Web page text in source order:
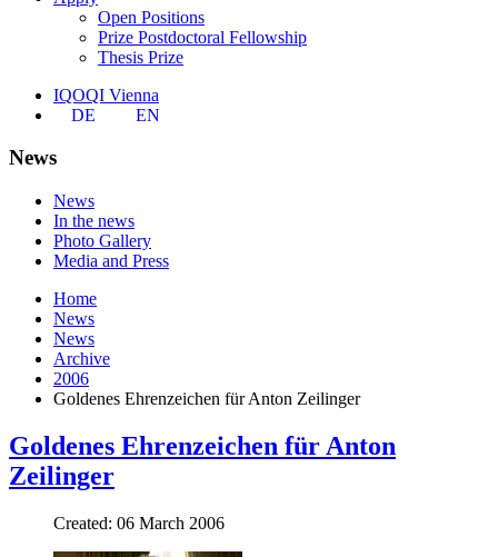
Open Positions
Prize Postdoctoral Fellowship
Thesis Prize
IQOQI Vienna
DE
EN
News
News
In the news
Photo Gallery
Media and Press
Home
News
News
Archive
2006
Goldenes Ehrenzeichen für Anton Zeilinger
Goldenes Ehrenzeichen für Anton
Zeilinger
Created: 06 March 2006